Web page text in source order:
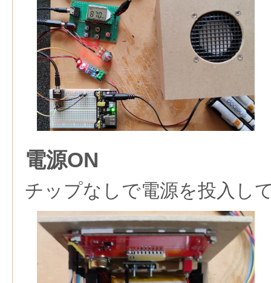
電源ON
チップなしで電源を投入し